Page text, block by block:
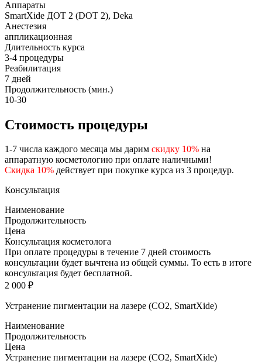
Аппараты
SmartXide ДОТ 2 (DOT 2), Deka
Анестезия
аппликационная
Длительность курса
3-4 процедуры
Реабилитация
7 дней
Продолжительность (мин.)
10-30
Стоимость процедуры
1-7 числа каждого месяца мы дарим скидку 10% на
аппаратную косметологию при оплате наличными!
Скидка 10% действует при покупке курса из 3 процедур.
Консультация
Наименование
Продолжительность
Цена
Консультация косметолога
При оплате процедуры в течение 7 дней стоимость
консультации будет вычтена из общей суммы. То есть в итоге
консультация будет бесплатной.
2 000 ₽
Устранение пигментации на лазере (СO2, SmartXide)
Наименование
Продолжительность
Цена
Устранение пигментации на лазере (СO2, SmartXide)